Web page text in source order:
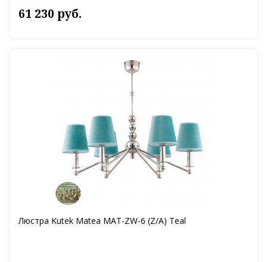
61 230 руб.
Люстра Kutek Matea MAT-ZW-6 (Z/A) Teal